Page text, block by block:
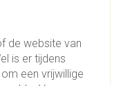
de website van
is er tijdens
een vrijwillige